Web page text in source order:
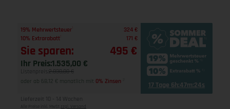
19% Mehrwertsteuer
324 €
10% Extrarabatt
171 €
Sie sparen: 495 €
Ihr Preis:1.535,00 €
Listenpreis: 2.030,00 €
oder ab 68,12 € monatlich mit 0% Zinsen 17 Tage 6h:47m:23s
Lieferzeit 10 - 14 Wochen
Alle Preise inkl. MwSt zzgl. Versand